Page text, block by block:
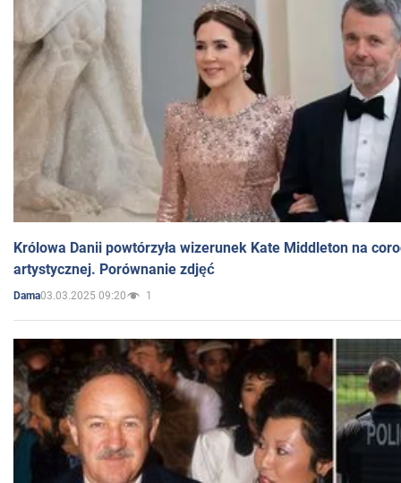
Królowa Danii powtórzyła wizerunek Kate Middleton na
artystycznej. Porównanie zdjęć
Dama03.03.2025 09:20 1